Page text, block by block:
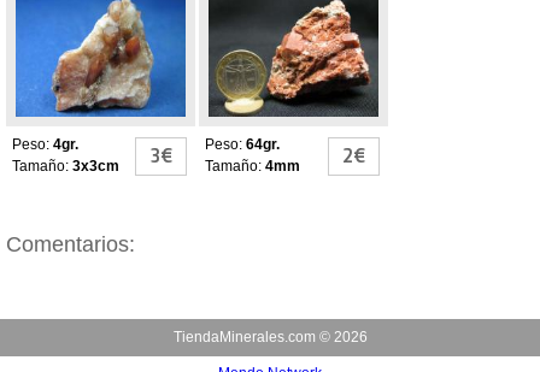
Compostela
Peso: 4gr.
Tamaño: 3x3cm 3€
COMPOSTELA
Peso: 64gr.
Tamaño: 4mm 2€
Comentarios:
TiendaMinerales.com © 2026